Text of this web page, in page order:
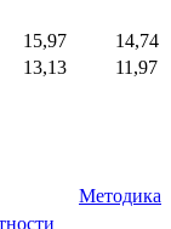
15,97
14,74
13,13 11,97
Методика